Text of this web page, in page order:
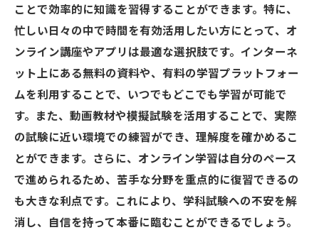
ことで効率的に知識を習得することができます。特に、
忙しい日々の中で時間を有効活用したい方にとって、オ
ンライン講座やアプリは最適な選択肢です。インターネ
ット上にある無料の資料や、有料の学習プラットフォー
ムを利用することで、いつでもどこでも学習が可能で
す。また、動画教材や模擬試験を活用することで、実際
の試験に近い環境での練習ができ、理解度を確かめるこ
とができます。さらに、オンライン学習は自分のペース
で進められるため、苦手な分野を重点的に復習できるの
も大きな利点です。これにより、学科試験への不安を解
消し、自信を持って本番に臨むことができるでしょう。